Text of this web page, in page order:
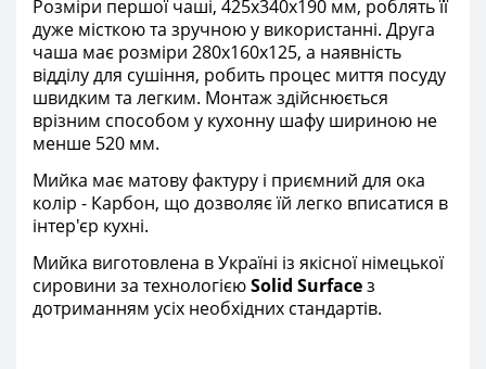
Розміри першої чаші, 425х340х190 мм, роблять її
дуже місткою та зручною у використанні. Друга
чаша має розміри 280х160х125, а наявність
відділу для сушіння, робить процес миття посуду
швидким та легким. Монтаж здійснюється
врізним способом у кухонну шафу шириною не
менше 520 мм.
Мийка має матову фактуру і приємний для ока
колір - Карбон, що дозволяє їй легко вписатися в
інтер'єр кухні.
Мийка виготовлена ​​в Україні із якісної німецької
сировини за технологієюSolid Surfaceз
дотриманням усіх необхідних стандартів.